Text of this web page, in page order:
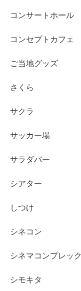
コンサートホール
コンセプトカフェ
ご当地グッズ
さくら
サクラ
サッカー場
サラダバー
シアター
しつけ
シネコン
シネマコンプレッ
シモキタ